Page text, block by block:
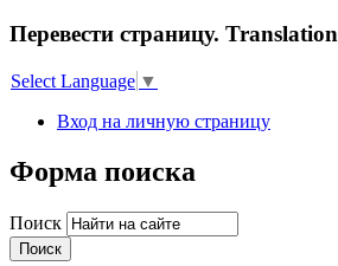
Перевести страницу. Translation
Select Language ▼
Вход на личную страницу
Форма поиска
Поиск